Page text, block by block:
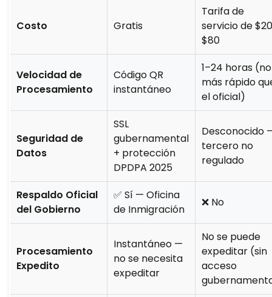
Costo Gratis
Tarifa de
servicio de
$80
Velocidad de
Procesamiento
Código QR
instantáneo
1–24 horas (no
más rápido
el oficial)
Seguridad de
Datos
SSL
gubernamental
+ protección
DPDPA 2025
Desconocido
tercero no
regulado
Respaldo Oficial
del Gobierno
✅ Sí — Oficina
de Inmigración
❌ No
Procesamiento
Expedito
Instantáneo —
no se necesita
expeditar
No se puede
expeditar (sin
acceso